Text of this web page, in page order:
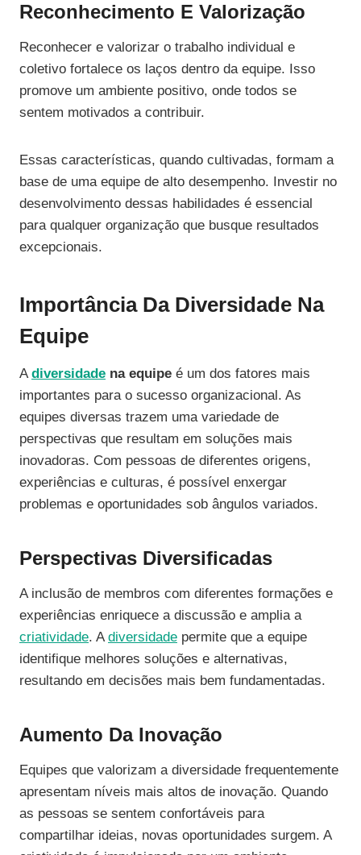
Reconhecimento E Valorização
Reconhecer e valorizar o trabalho individual e
coletivo fortalece os laços dentro da equipe. Isso
promove um ambiente positivo, onde todos se
sentem motivados a contribuir.
Essas características, quando cultivadas, formam a
base de uma equipe de alto desempenho. Investir no
desenvolvimento dessas habilidades é essencial
para qualquer organização que busque resultados
excepcionais.
Importância Da Diversidade Na
Equipe
Adiversidade na equipe é um dos fatores mais
importantes para o sucesso organizacional. As
equipes diversas trazem uma variedade de
perspectivas que resultam em soluções mais
inovadoras. Com pessoas de diferentes origens,
experiências e culturas, é possível enxergar
problemas e oportunidades sob ângulos variados.
Perspectivas Diversificadas
A inclusão de membros com diferentes formações e
experiências enriquece a discussão e amplia a
criatividade. Adiversidade permite que a equipe
identifique melhores soluções e alternativas,
resultando em decisões mais bem fundamentadas.
Aumento Da Inovação
Equipes que valorizam a diversidade frequentemente
apresentam níveis mais altos de inovação. Quando
as pessoas se sentem confortáveis para
compartilhar ideias, novas oportunidades surgem. A